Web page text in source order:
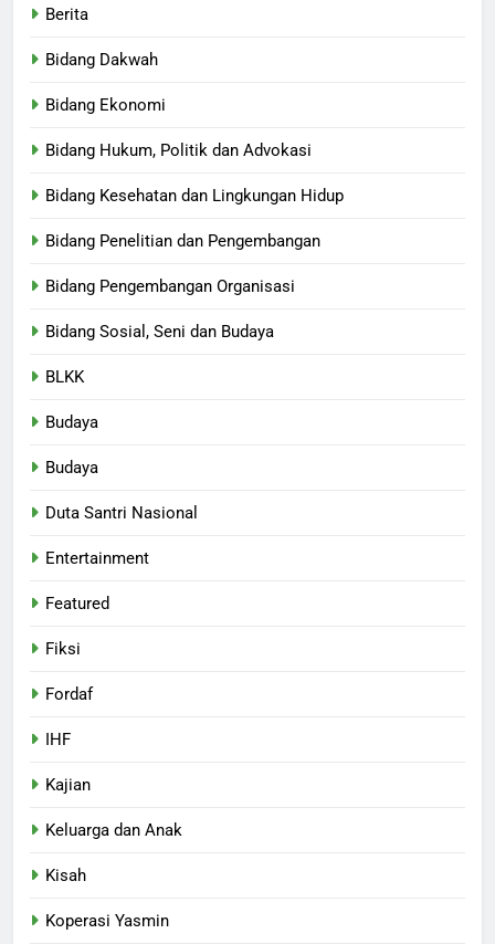
Berita
Bidang Dakwah
Bidang Ekonomi
Bidang Hukum, Politik dan Advokasi
Bidang Kesehatan dan Lingkungan Hidup
Bidang Penelitian dan Pengembangan
Bidang Pengembangan Organisasi
Bidang Sosial, Seni dan Budaya
BLKK
Budaya
Budaya
Duta Santri Nasional
Entertainment
Featured
Fiksi
Fordaf
IHF
Kajian
Keluarga dan Anak
Kisah
Koperasi Yasmin